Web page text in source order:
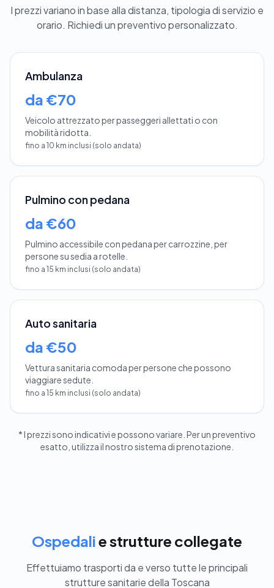
I prezzi variano in base alla distanza, tipologia di servizio e
orario. Richiedi un preventivo personalizzato.
Ambulanza
da €70
Veicolo attrezzato per passeggeri allettati o con
mobilità ridotta.
fino a 10 km inclusi (solo andata)
Pulmino con pedana
da €60
Pulmino accessibile con pedana per carrozzine, per
persone su sedia a rotelle.
fino a 15 km inclusi (solo andata)
Auto sanitaria
da €50
Vettura sanitaria comoda per persone che possono
viaggiare sedute.
fino a 15 km inclusi (solo andata)
* I prezzi sono indicativi e possono variare. Per un preventivo
esatto, utilizza il nostro sistema di prenotazione.
Ospedalie strutture collegate
Effettuiamo trasporti da e verso tutte le principali
strutture sanitarie della Toscana